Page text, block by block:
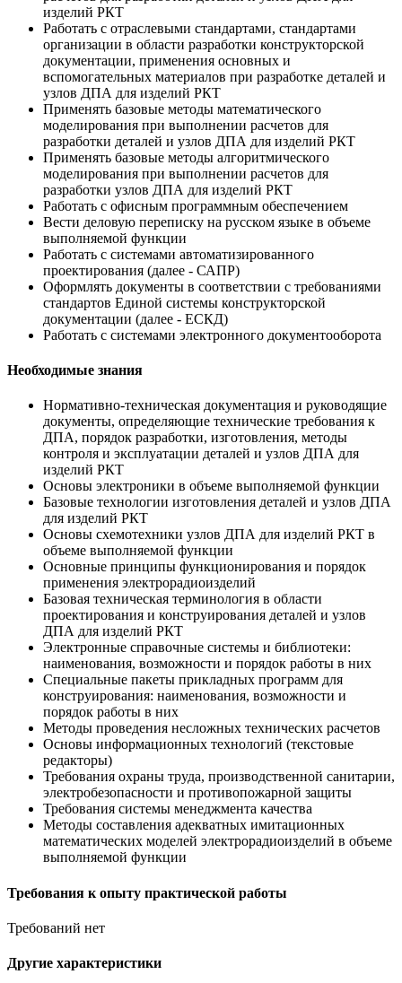
изделий РКТ
Работать с отраслевыми стандартами, стандартами
организации в области разработки конструкторской
документации, применения основных и
вспомогательных материалов при разработке деталей и
узлов ДПА для изделий РКТ
Применять базовые методы математического
моделирования при выполнении расчетов для
разработки деталей и узлов ДПА для изделий РКТ
Применять базовые методы алгоритмического
моделирования при выполнении расчетов для
разработки узлов ДПА для изделий РКТ
Работать с офисным программным обеспечением
Вести деловую переписку на русском языке в объеме
выполняемой функции
Работать с системами автоматизированного
проектирования (далее - САПР)
Оформлять документы в соответствии с требованиями
стандартов Единой системы конструкторской
документации (далее - ЕСКД)
Работать с системами электронного документооборота
Необходимые знания
Нормативно-техническая документация и руководящие
документы, определяющие технические требования к
ДПА, порядок разработки, изготовления, методы
контроля и эксплуатации деталей и узлов ДПА для
изделий РКТ
Основы электроники в объеме выполняемой функции
Базовые технологии изготовления деталей и узлов ДПА
для изделий РКТ
Основы схемотехники узлов ДПА для изделий РКТ в
объеме выполняемой функции
Основные принципы функционирования и порядок
применения электрорадиоизделий
Базовая техническая терминология в области
проектирования и конструирования деталей и узлов
ДПА для изделий РКТ
Электронные справочные системы и библиотеки:
наименования, возможности и порядок работы в них
Специальные пакеты прикладных программ для
конструирования: наименования, возможности и
порядок работы в них
Методы проведения несложных технических расчетов
Основы информационных технологий (текстовые
редакторы)
Требования охраны труда, производственной санитарии,
электробезопасности и противопожарной защиты
Требования системы менеджмента качества
Методы составления адекватных имитационных
математических моделей электрорадиоизделий в объеме
выполняемой функции
Требования к опыту практической работы
Требований нет
Другие характеристики